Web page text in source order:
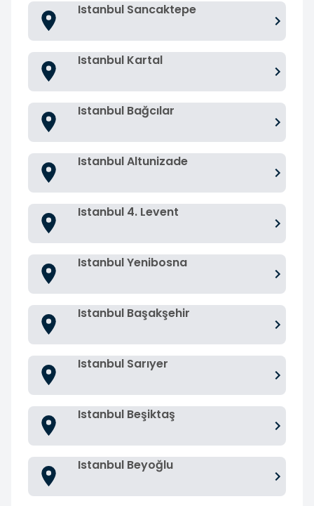
Istanbul Sancaktepe
Istanbul Kartal
Istanbul Bağcılar
Istanbul Altunizade
Istanbul 4. Levent
Istanbul Yenibosna
Istanbul Başakşehir
Istanbul Sarıyer
Istanbul Beşiktaş
Istanbul Beyoğlu